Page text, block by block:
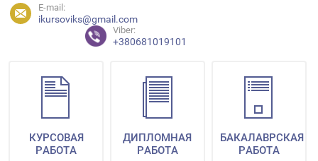
E-mail:
ikursoviks@gmail.com
Viber:
+380681019101
КУРСОВАЯ
РАБОТА
ДИПЛОМНАЯ
РАБОТА
БАКАЛАВРСКАЯ
РАБОТА